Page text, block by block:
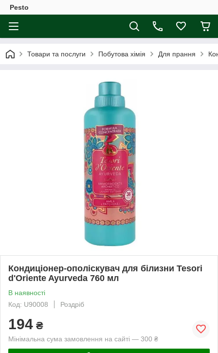
Pesto
Товари та послуги Побутова хімія Для прання
Кондиціонер-ополіскувач для білизни Tesori
d'Oriente Ayurveda 760 мл
В наявності
Код: U90008
Роздріб
194 ₴
Мінімальна сума замовлення на сайті — 300 ₴